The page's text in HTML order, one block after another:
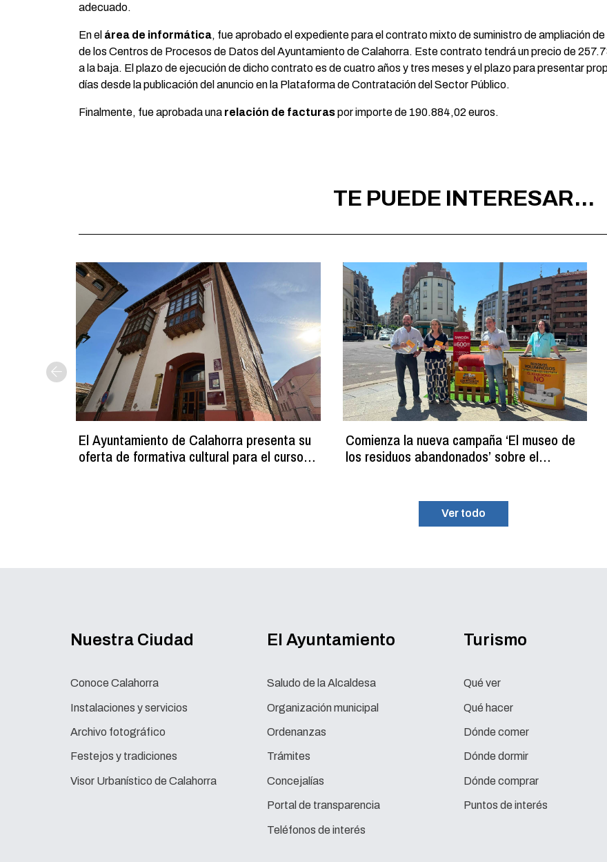
adecuado.
En el área de informática, fue aprobado el expediente para el contrato mixto de suministro de ampliación
de los Centros de Procesos de Datos del Ayuntamiento de Calahorra. Este contrato tendrá un precio de
a la baja. El plazo de ejecución de dicho contrato es de cuatro años y tres meses y el plazo para presentar
días desde la publicación del anuncio en la Plataforma de Contratación del Sector Público.
Finalmente, fue aprobada una relación de facturaspor importe de 190.884,02 euros.
TE PUEDE INTERESAR...
El Ayuntamiento de Calahorra presenta su
oferta de formativa cultural para el curso
Comienza la nueva campaña ‘El museo de
los residuos abandonados’ sobre el
Ver todo
Nuestra Ciudad
Conoce Calahorra
Instalaciones y servicios
Archivo fotográfico
Festejos y tradiciones
Visor Urbanístico de Calahorra
El Ayuntamiento
Saludo de la Alcaldesa
Organización municipal
Ordenanzas
Trámites
Concejalías
Portal de transparencia
Teléfonos de interés
Turismo
Qué ver
Qué hacer
Dónde comer
Dónde dormir
Dónde comprar
Puntos de interés